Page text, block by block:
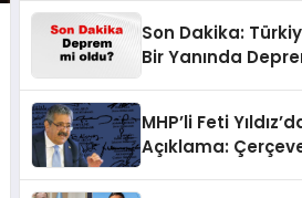
Son Dakika:
Bir Yanında
MHP’li Feti
Açıklama: